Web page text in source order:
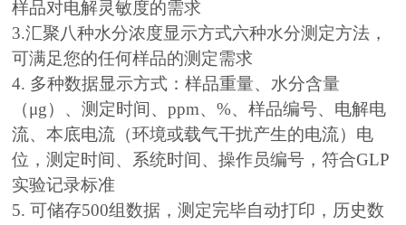
样品对电解灵敏度的需求
3.汇聚八种水分浓度显示方式六种水分测定方法，
可满足您的任何样品的测定需求
4. 多种数据显示方式：样品重量、水分含量
（μg）、测定时间、ppm、%、样品编号、电解电
流、本底电流（环境或载气干扰产生的电流）电
位，测定时间、系统时间、操作员编号，符合GLP
实验记录标准
5. 可储存500组数据，测定完毕自动打印，历史数